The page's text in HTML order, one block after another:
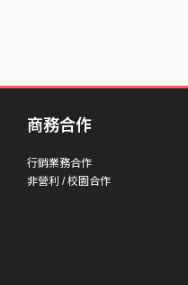
商務合作
行銷業務合作
非營利 / 校園合作